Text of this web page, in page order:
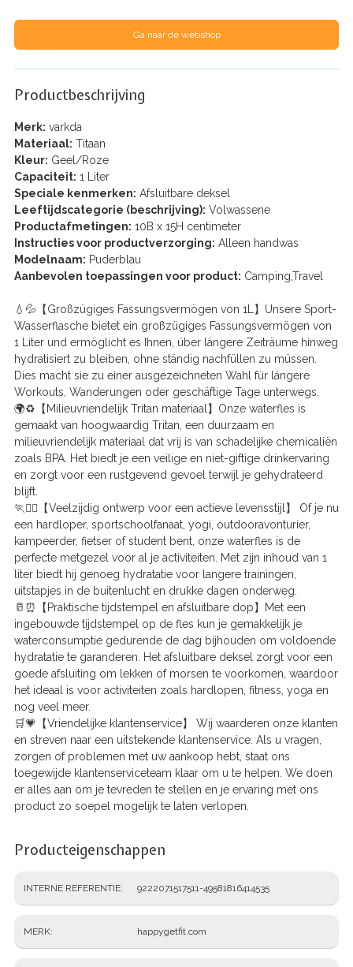
Ga naar de webshop
Productbeschrijving
Merk: varkda
Materiaal: Titaan
Kleur: Geel/Roze
Capaciteit: 1 Liter
Speciale kenmerken: Afsluitbare deksel
Leeftijdscategorie (beschrijving): Volwassene
Productafmetingen: 10B x 15H centimeter
Instructies voor productverzorging: Alleen handwas
Modelnaam: Puderblau
Aanbevolen toepassingen voor product: Camping,Travel
💧💦【Großzügiges Fassungsvermögen von 1L】Unsere Sport-
Wasserflasche bietet ein großzügiges Fassungsvermögen von
1 Liter und ermöglicht es Ihnen, über längere Zeiträume hinweg
hydratisiert zu bleiben, ohne ständig nachfüllen zu müssen.
Dies macht sie zu einer ausgezeichneten Wahl für längere
Workouts, Wanderungen oder geschäftige Tage unterwegs.
🌍♻️【Milieuvriendelijk Tritan materiaal】Onze waterfles is
gemaakt van hoogwaardig Tritan, een duurzaam en
milieuvriendelijk materiaal dat vrij is van schadelijke chemicaliën
zoals BPA. Het biedt je een veilige en niet-giftige drinkervaring
en zorgt voor een rustgevend gevoel terwijl je gehydrateerd
blijft.
🏃🚴‍♂️【Veelzijdig ontwerp voor een actieve levensstijl】 Of je nu
een hardloper, sportschoolfanaat, yogi, outdooravonturier,
kampeerder, fietser of student bent, onze waterfles is de
perfecte metgezel voor al je activiteiten. Met zijn inhoud van 1
liter biedt hij genoeg hydratatie voor langere trainingen,
uitstapjes in de buitenlucht en drukke dagen onderweg.
🥛⏰【Praktische tijdstempel en afsluitbare dop】Met een
ingebouwde tijdstempel op de fles kun je gemakkelijk je
waterconsumptie gedurende de dag bijhouden om voldoende
hydratatie te garanderen. Het afsluitbare deksel zorgt voor een
goede afsluiting om lekken of morsen te voorkomen, waardoor
het ideaal is voor activiteiten zoals hardlopen, fitness, yoga en
nog veel meer.
🛒💗【Vriendelijke klantenservice】 Wij waarderen onze klanten
en streven naar een uitstekende klantenservice. Als u vragen,
zorgen of problemen met uw aankoop hebt, staat ons
toegewijde klantenserviceteam klaar om u te helpen. We doen
er alles aan om je tevreden te stellen en je ervaring met ons
product zo soepel mogelijk te laten verlopen.
Producteigenschappen
INTERNE REFERENTIE 9222071517511-49581816414535
MERK happygetfit.com